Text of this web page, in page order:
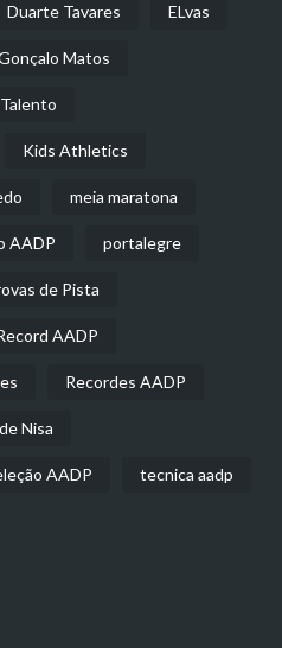
Duarte Tavares ELvas
Matos
Kids Athletics
meia maratona
AADP portalegre
de Pista
AADP
Recordes AADP
Nisa
AADP tecnica aadp